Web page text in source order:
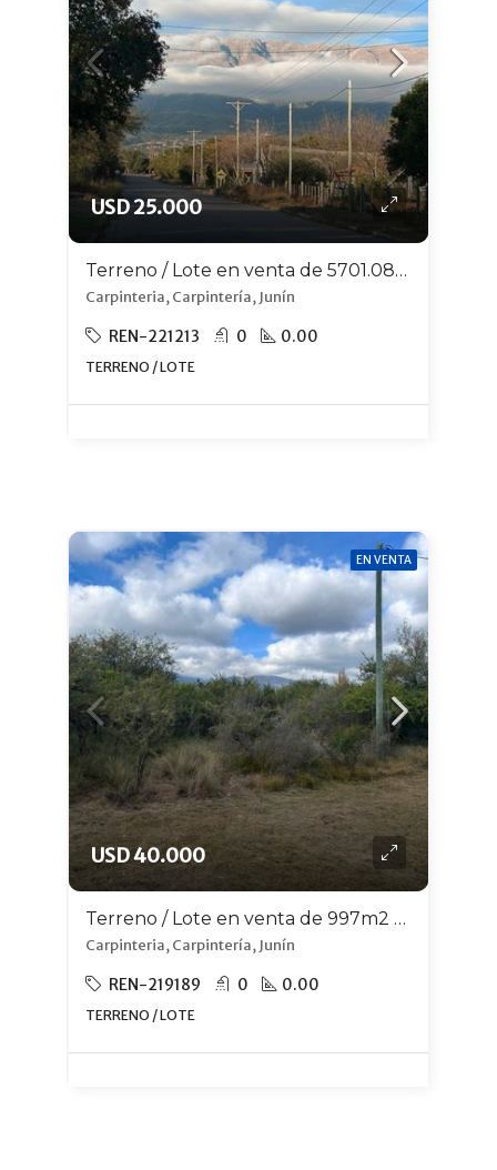
USD 25.000
Terreno / Lote en venta de 5701.08m2 ubicado en Carpintería
Carpinteria, Carpintería, Junín
REN-221213 0 0.00
TERRENO / LOTE
EN VENTA
USD 40.000
Terreno / Lote en venta de 997m2 ubicado en Carpintería
Carpinteria, Carpintería, Junín
REN-219189 0 0.00
TERRENO / LOTE